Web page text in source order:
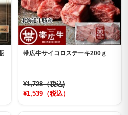
帯広牛サイコロステーキ200ｇ
¥1,728（税込)
¥1,539（税込）